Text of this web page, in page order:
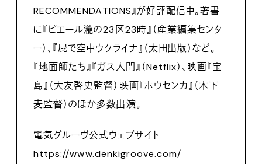
RECOMMENDATIONS』が好評配信中。著書
に『ピエール瀧の23区23時』（産業編集センタ
ー）、『屁で空中ウクライナ』（太田出版）など。
『地面師たち』『ガス人間』（Netflix）、映画『宝
島』（大友啓史監督）映画『ホウセンカ』（木下
麦監督）のほか多数出演。
電気グルーヴ公式ウェブサイト
https://www.denkigroove.com/